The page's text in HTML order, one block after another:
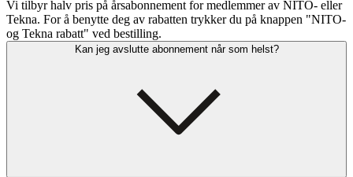
Vi tilbyr halv pris på årsabonnement for medlemmer av NITO- eller
Tekna. For å benytte deg av rabatten trykker du på knappen "NITO-
og Tekna rabatt" ved bestilling.
Kan jeg avslutte abonnement når som helst?